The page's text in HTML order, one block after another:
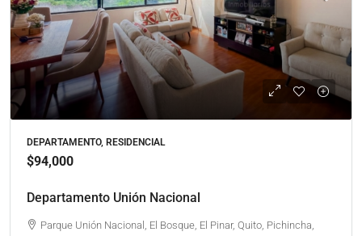
DEPARTAMENTO, RESIDENCIAL
$94,000
Departamento Unión Nacional
Parque Unión Nacional, El Bosque, El Pinar, Quito, Pichincha,